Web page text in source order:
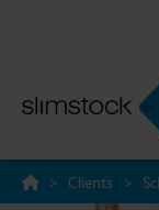
> Clients >